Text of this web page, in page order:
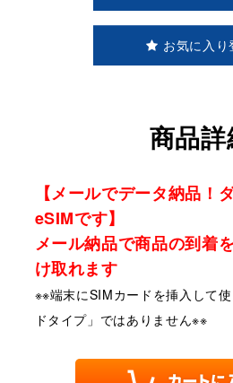
お気に入り
商品詳
【メールでデータ納品！
eSIMです】
メール納品で商品の到着
け取れます
※※端末にSIMカードを挿入して
ドタイプ」ではありません※※